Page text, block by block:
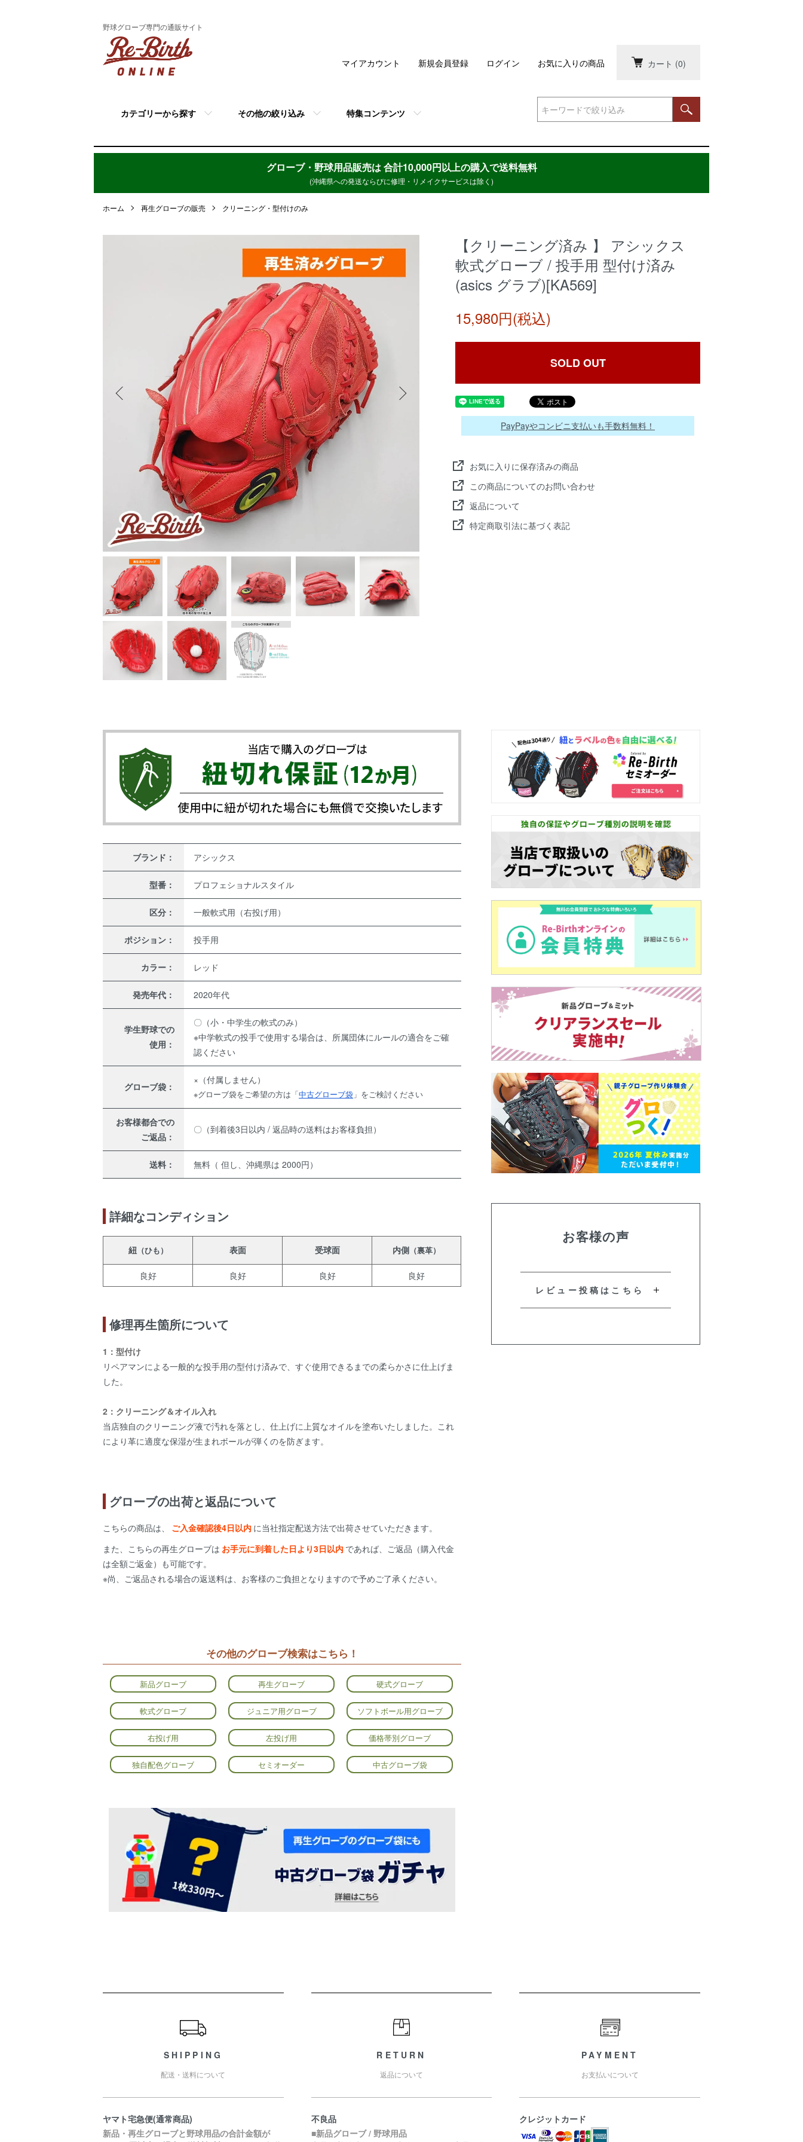
野球グローブ専門の通販サイト
カート (0)
カテゴリーから探す その他の絞り込み 特集コンテンツ
マイアカウント 新規会員登録 ログイン お気に入りの商品
グローブ・野球用品販売は合計10,000円以上の購入で送料無料
(沖縄県への発送ならびに修理・リメイクサービスは除く)
ホーム 再生グローブの販売 クリーニング・型付けのみ
【クリーニング済み 】 アシックス
軟式グローブ / 投手用 型付け済み
(asics グラブ)[KA569]
15,980円(税込)
SOLD OUT
PayPayやコンビニ支払いも手数料無料！
お気に入りに保存済みの商品
この商品についてのお問い合わせ
返品について
特定商取引法に基づく表記
ブランド： アシックス
型番： プロフェショナルスタイル
区分： 一般軟式用（右投げ用）
ポジション： 投手用
カラー： レッド
発売年代： 2020年代
学生野球での
使用：
〇（小・中学生の軟式のみ）
※中学軟式の投手で使用する場合は、所属団体にルールの適合をご確
認ください
グローブ袋：
×（付属しません）
※グローブ袋をご希望の方は「中古グローブ袋 」をご検討ください
お客様都合での
ご返品：
〇（到着後3日以内 / 返品時の送料はお客様負担）
送料： 無料（ 但し、沖縄県は 2000円）
詳細なコンディション
紐（ひも） 表面 受球面 内側 （裏革）
良好 良好 良好 良好
修理再生箇所について
1：型付け
リペアマンによる一般的な投手用の型付け済みで、すぐ使用できるまでの柔らかさに仕上げま
した。
2：クリーニング＆オイル入れ
当店独自のクリーニング液で汚れを落とし、仕上げに上質なオイルを塗布いたしました。これ
により革に適度な保湿が生まれボールが弾くのを防ぎます。
グローブの出荷と返品について
こちらの商品は、 ご入金確認後4日以内 に当社指定配送方法で出荷させていただきます。
また、こちらの再生グローブは お手元に到着した日より3日以内 であれば、ご返品（購入代金
は全額ご返金）も可能です。
※尚、ご返品される場合の返送料は、お客様のご負担となりますので予めご了承ください。
その他のグローブ検索はこちら！
新品グローブ 再生グローブ 硬式グローブ
軟式グローブ ジュニア用グローブ ソフトボール用グローブ
右投げ用 左投げ用 価格帯別グローブ
独自配色グローブ セミオーダー 中古グローブ袋
お客様の声
レビュー投稿はこちら
SHIPPING
配送・送料について
ヤマト宅急便(通常商品)
新品・再生グローブと野球用品の合計金額が
RETURN
返品について
不良品
■新品グローブ / 野球用品
PAYMENT
お支払いについて
クレジットカード